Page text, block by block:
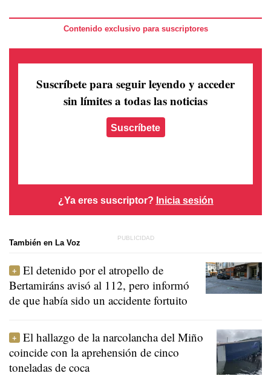
Contenido exclusivo para suscriptores
Suscríbete para seguir leyendo y acceder
sin límites a todas las noticias
Suscríbete
¿Ya eres suscriptor? Inicia sesión
También en La Voz
El detenido por el atropello de
Bertamiráns avisó al 112, pero informó
de que había sido un accidente fortuito
El hallazgo de la narcolancha del Miño
coincide con la aprehensión de cinco
toneladas de coca